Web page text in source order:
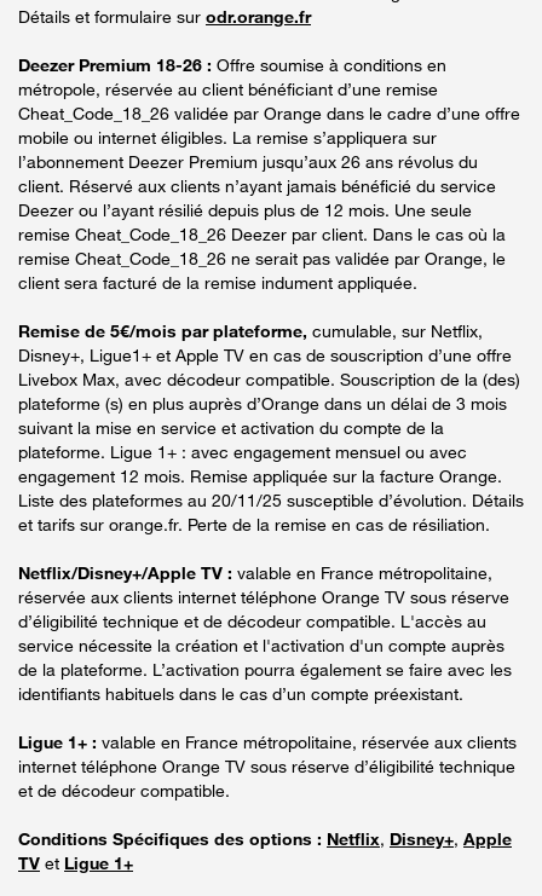
Détails et formulaire sur odr.orange.fr
Deezer Premium 18-26 : Offre soumise à conditions en
métropole, réservée au client bénéficiant d’une remise
Cheat_Code_18_26 validée par Orange dans le cadre d’une offre
mobile ou internet éligibles. La remise s’appliquera sur
l’abonnement Deezer Premium jusqu’aux 26 ans révolus du
client. Réservé aux clients n’ayant jamais bénéficié du service
Deezer ou l’ayant résilié depuis plus de 12 mois. Une seule
remise Cheat_Code_18_26 Deezer par client. Dans le cas où la
remise Cheat_Code_18_26 ne serait pas validée par Orange, le
client sera facturé de la remise indument appliquée.
Remise de 5€/mois par plateforme, cumulable, sur Netflix,
Disney+, Ligue1+ et Apple TV en cas de souscription d’une offre
Livebox Max, avec décodeur compatible. Souscription de la (des)
plateforme (s) en plus auprès d’Orange dans un délai de 3 mois
suivant la mise en service et activation du compte de la
plateforme. Ligue 1+ : avec engagement mensuel ou avec
engagement 12 mois. Remise appliquée sur la facture Orange.
Liste des plateformes au 20/11/25 susceptible d’évolution. Détails
et tarifs sur orange.fr. Perte de la remise en cas de résiliation.
Netflix/Disney+/Apple TV : valable en France métropolitaine,
réservée aux clients internet téléphone Orange TV sous réserve
d’éligibilité technique et de décodeur compatible. L'accès au
service nécessite la création et l'activation d'un compte auprès
de la plateforme. L’activation pourra également se faire avec les
identifiants habituels dans le cas d’un compte préexistant.
Ligue 1+ : valable en France métropolitaine, réservée aux clients
internet téléphone Orange TV sous réserve d’éligibilité technique
et de décodeur compatible.
Conditions Spécifiques des options : Netflix, Disney+, Apple
TV et Ligue 1+